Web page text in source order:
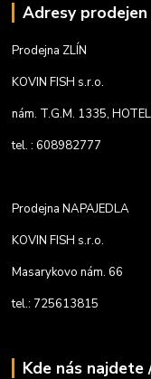
Adresy prodejen
Prodejna ZLÍN
KOVIN FISH s.r.o.
nám. T.G.M. 1335,
tel. : 608982777
Prodejna NAPAJEDLA
KOVIN FISH s.r.o.
Masarykovo nám. 66
tel.: 725613815
Kde nás